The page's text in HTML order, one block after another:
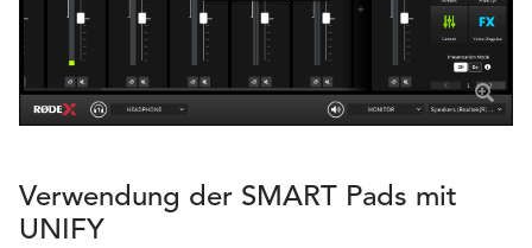
Verwendung der SMART Pads mit
UNIFY